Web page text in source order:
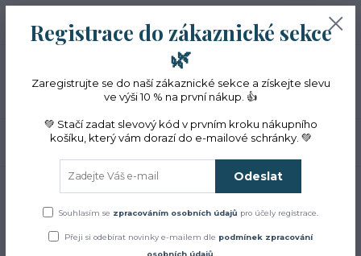
Menu
CZK
Hledat
(Po-Pá, 10-16 hod.)
0ks
0 Kč
Úvod
Blog
Registrace do zákaznické sekce
🌿
Zaregistrujte se do naší zákaznické sekce a získejte slevu
ve výši 10 % na první nákup. 👍
💚 Stačí zadat slevový kód v prvním kroku nákupního
košíku, který vám dorazí do e-mailové schránky. 💚
Odeslat
Souhlasím se zpracováním osobních údajů pro účely registrace.
Přeji si odebírat novinky e-mailem dle podmínek zpracování
osobních údajů